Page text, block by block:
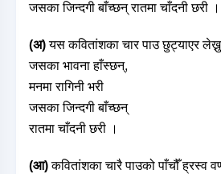
जसका जिन्दगी बाँच्छन् रातमा चाँदनी छरी ।
(अ)यस कवितांशका चार पाउ छुट्याएर
जसका भावना हाँस्छन्,
मनमा रागिनी भरी
जसका जिन्दगी बाँच्छन्
रातमा चाँदनी छरी ।
(आ)कवितांशका चारै पाउको पाँचौँ ह्रस्व